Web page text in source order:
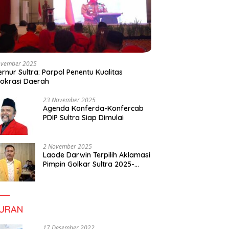
2025
Sultra: Parpol Penentu Kualitas
Daerah
23 November 2025
Agenda Konferda-Konfercab
PDIP Sultra Siap Dimulai
2 November 2025
Laode Darwin Terpilih Aklamasi
Pimpin Golkar Sultra 2025-